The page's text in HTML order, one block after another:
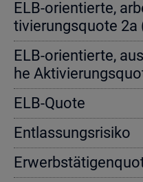
ELB-ori­en­tier­te,
ti­vie­rungs­quo­te 2a
ELB-ori­en­tier­te,
he
ELB-Quote
Ent­las­sungs­ri­si­ko